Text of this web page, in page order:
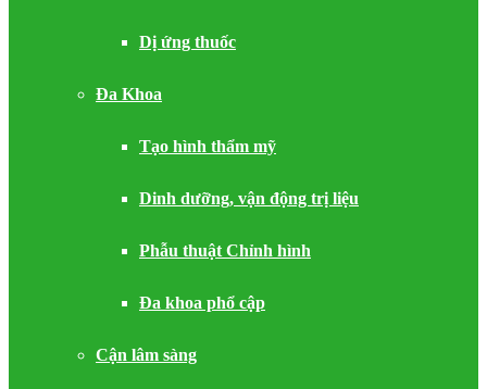
Dị ứng thuốc
Đa Khoa
Tạo hình thẩm mỹ
Dinh dưỡng, vận động trị liệu
Phẫu thuật Chỉnh hình
Đa khoa phổ cập
Cận lâm sàng